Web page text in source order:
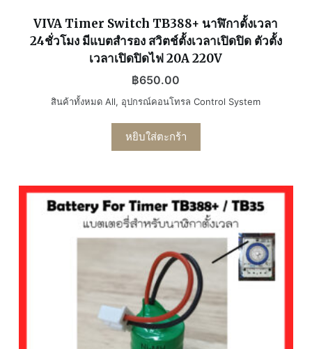
VIVA Timer Switch TB388+ นาฬิกาตั้งเวลา
24ชั่วโมง มีแบตสำรอง สวิตช์ตั้งเวลาเปิดปิด ตัวตั้ง
เวลาเปิดปิดไฟ 20A 220V
฿650.00
สินค้าทั้งหมด All, อุปกรณ์คอนโทรล Control System
หยิบใส่ตะกร้า